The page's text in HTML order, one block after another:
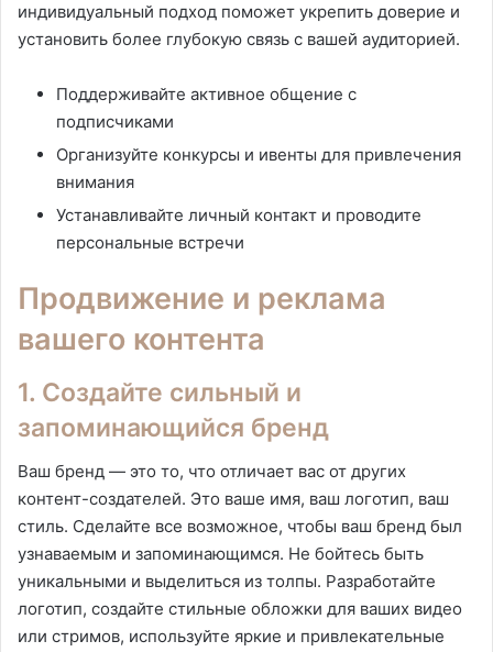
индивидуальный подход поможет укрепить доверие и
установить более глубокую связь с вашей аудиторией.
Поддерживайте активное общение с
подписчиками
Организуйте конкурсы и ивенты для привлечения
внимания
Устанавливайте личный контакт и проводите
персональные встречи
Продвижение и реклама
вашего контента
1. Создайте сильный и
запоминающийся бренд
Ваш бренд — это то, что отличает вас от других
контент-создателей. Это ваше имя, ваш логотип, ваш
стиль. Сделайте все возможное, чтобы ваш бренд был
узнаваемым и запоминающимся. Не бойтесь быть
уникальными и выделиться из толпы. Разработайте
логотип, создайте стильные обложки для ваших видео
или стримов, используйте яркие и привлекательные